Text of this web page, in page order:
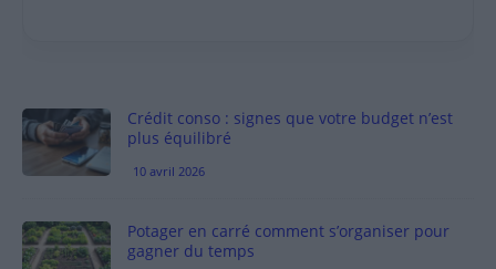
Crédit conso : signes que votre budget n’est
plus équilibré
10 avril 2026
Potager en carré comment s’organiser pour
gagner du temps